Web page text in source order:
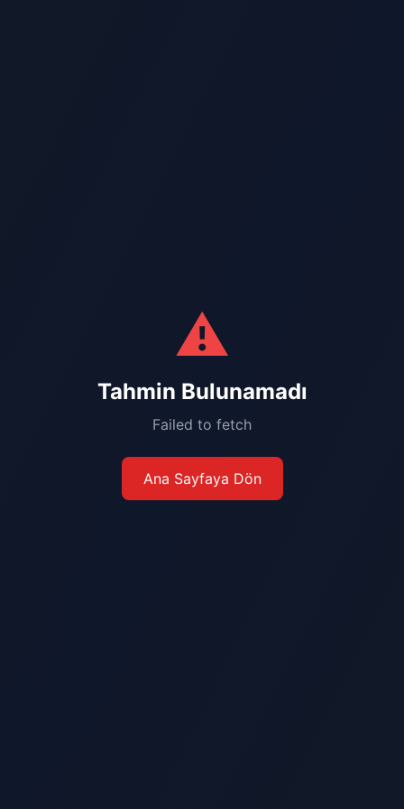
⚠️
Tahmin Bulunamadı
Failed to fetch
Ana Sayfaya Dön